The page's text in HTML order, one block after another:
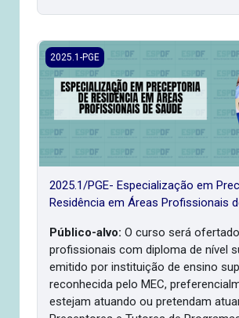
2025.1/PGE- Especialização em
2025.1-PGE
2025.1/PGE- Especialização em
Residência em Áreas Profissionais
Público-alvo:O curso será
profissionais com diploma de nível
emitido por instituição de ensino
reconhecida pelo MEC,
estejam atuando ou pretendam